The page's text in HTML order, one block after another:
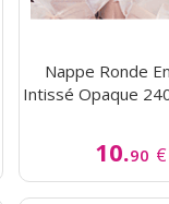
Nappe Ronde
Intissé Opaque
10.90 €